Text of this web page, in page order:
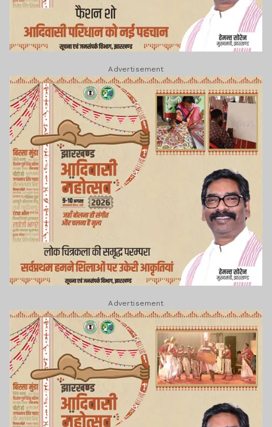
Advertisement
Advertisement